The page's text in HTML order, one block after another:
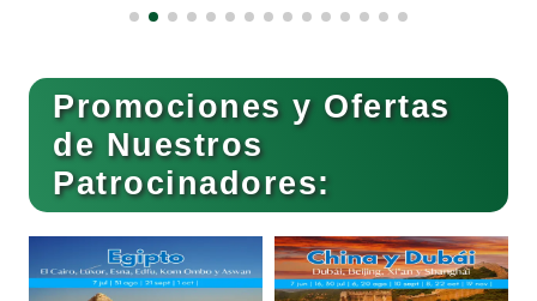
Clubes Deportivos
Cocinas Integrales
Combustibles y Lubricantes
Promociones y Ofertas
de Nuestros
Patrocinadores: